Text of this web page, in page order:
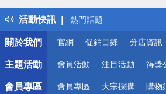
活動快訊
得獎公告
熱門話題
銀行優惠
偏遠地區配送
詐騙網頁！請小心！
關於我們
官網 促銷目錄 分店資訊
主題活動 會員活動 注目活動 得獎
會員專區 會員專區 大宗採購 購物